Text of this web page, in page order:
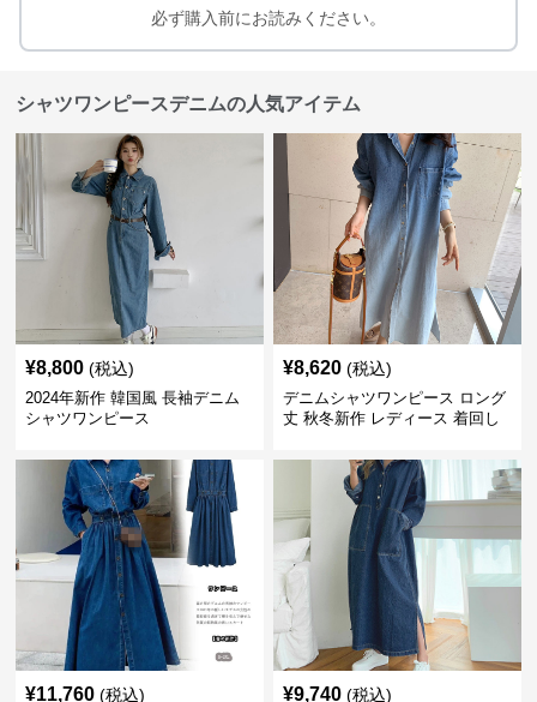
必ず購入前にお読みください。
シャツワンピースデニムの人気アイテム
¥8,800 (税込)
2024年新作 韓国風 長袖デニム
シャツワンピース
¥8,620 (税込)
デニムシャツワンピース ロング
丈 秋冬新作 レディース 着回し
¥11,760 (税込) ¥9,740 (税込)